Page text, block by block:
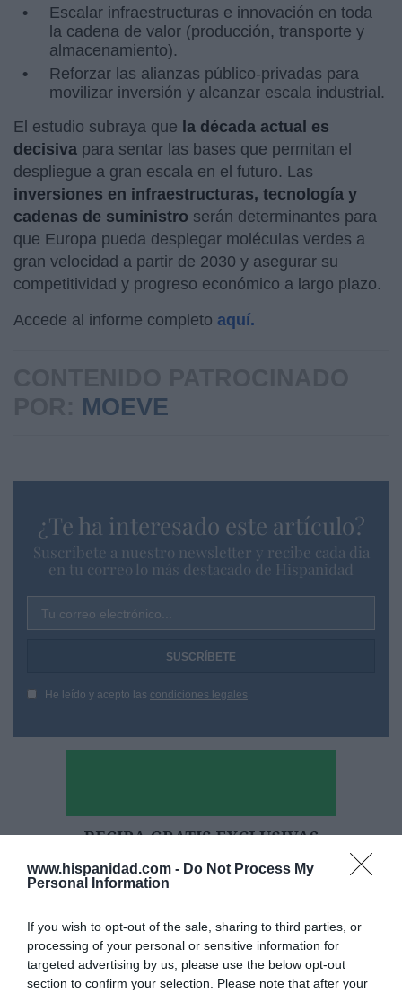
www.hispanidad.com - Do Not Process My
Personal Information
If you wish to opt-out of the sale, sharing to third parties, or
processing of your personal or sensitive information for
targeted advertising by us, please use the below opt-out
section to confirm your selection. Please note that after your
Escalar infraestructuras e innovación en toda
la cadena de valor (producción, transporte y
almacenamiento).
Reforzar las alianzas público-privadas para
movilizar inversión y alcanzar escala industrial.
El estudio subraya que la década actual es
decisiva para sentar las bases que permitan el
despliegue a gran escala en el futuro. Las
inversiones en infraestructuras, tecnología y
cadenas de suministro serán determinantes para
que Europa pueda desplegar moléculas verdes a
gran velocidad a partir de 2030 y asegurar su
competitividad y progreso económico a largo plazo.
Accede al informe completo aquí.
MOEVE
¿Te ha interesado este artículo?
Suscríbete a nuestro newsletter y recibe cada dia
en tu correo lo más destacado de Hispanidad
Tu correo electrónico...
He leído y acepto las condiciones legales